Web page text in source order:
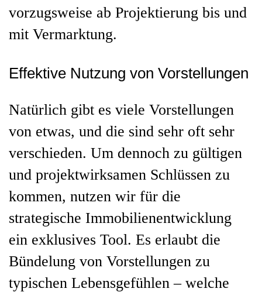
vorzugsweise ab Projektierung bis und
mit Vermarktung.
Effektive Nutzung von Vorstellungen
Natürlich gibt es viele Vorstellungen
von etwas, und die sind sehr oft sehr
verschieden. Um dennoch zu gültigen
und projektwirksamen Schlüssen zu
kommen, nutzen wir für die
strategische Immobilienentwicklung
ein exklusives Tool. Es erlaubt die
Bündelung von Vorstellungen zu
typischen Lebensgefühlen – welche